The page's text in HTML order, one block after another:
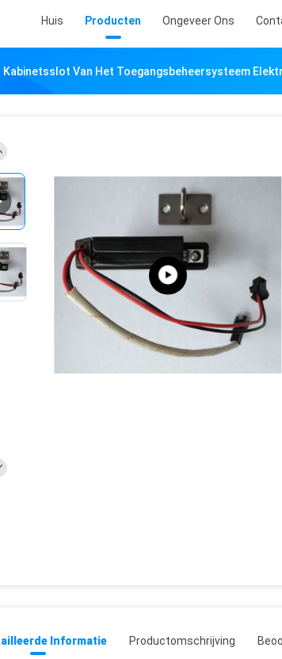
Huis Producten Ongeveer Ons
Kabinetsslot Van Het Toegangsbeheersysteem
Informatie Productomschrijving